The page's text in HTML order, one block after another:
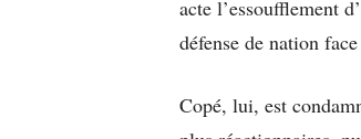
acte l’essoufflement
défense de nation
Copé, lui, est